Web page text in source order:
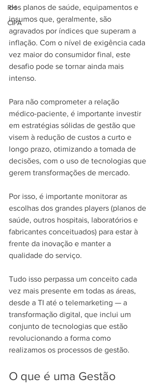
RH
CIPA
dos planos de saúde, equipamentos e
insumos que, geralmente, são
agravados por índices que superam a
inflação. Com o nível de exigência cada
vez maior do consumidor final, este
desafio pode se tornar ainda mais
intenso.
Para não comprometer a relação
médico-paciente, é importante investir
em estratégias sólidas de gestão que
visem à redução de custos a curto e
longo prazo, otimizando a tomada de
decisões, com o uso de tecnologias que
gerem transformações de mercado.
Por isso, é importante monitorar as
escolhas dos grandes players (planos de
saúde, outros hospitais, laboratórios e
fabricantes conceituados) para estar à
frente da inovação e manter a
qualidade do serviço.
Tudo isso perpassa um conceito cada
vez mais presente em todas as áreas,
desde a TI até o telemarketing — a
transformação digital, que inclui um
conjunto de tecnologias que estão
revolucionando a forma como
realizamos os processos de gestão.
O que é uma Gestão